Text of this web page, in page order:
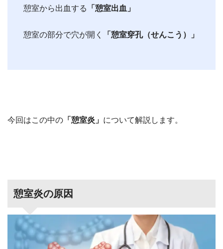
憩室から出血する 「憩室出血」
憩室の部分で穴が開く 「憩室穿孔（せんこう）」
今回はこの中の 「憩室炎」 について解説します。
憩室炎の原因